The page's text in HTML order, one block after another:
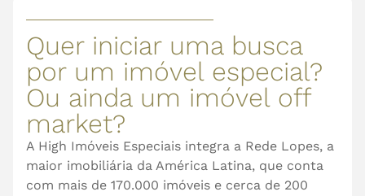
Quer iniciar uma busca
por um imóvel especial?
Ou ainda um imóvel off
market?
A High Imóveis Especiais integra a Rede Lopes, a
maior imobiliária da América Latina, que conta
com mais de 170.000 imóveis e cerca de 200